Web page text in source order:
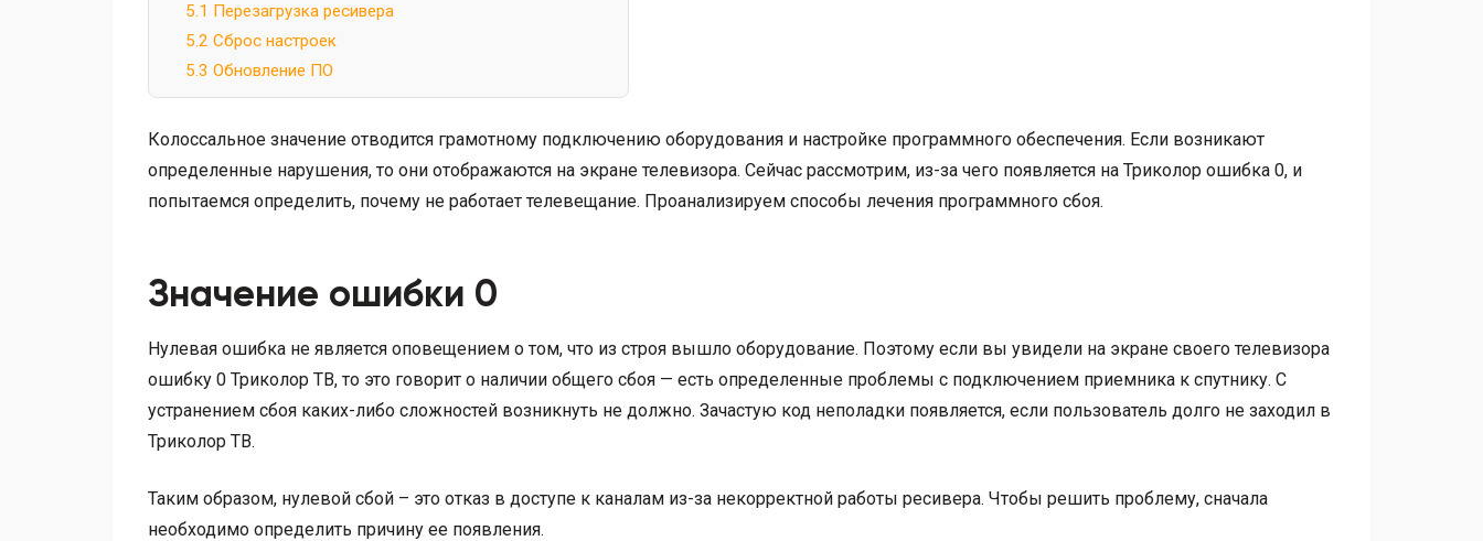
5.1 Перезагрузка ресивера
5.2 Сброс настроек
5.3 Обновление ПО
Колоссальное значение отводится грамотному подключению оборудования и настройке программного обеспечения. Если возникают
определенные нарушения, то они отображаются на экране телевизора. Сейчас рассмотрим, из-за чего появляется на Триколор ошибка 0, и
попытаемся определить, почему не работает телевещание. Проанализируем способы лечения программного сбоя.
Значение ошибки 0
Нулевая ошибка не является оповещением о том, что из строя вышло оборудование. Поэтому если вы увидели на экране своего телевизора
ошибку 0 Триколор ТВ, то это говорит о наличии общего сбоя — есть определенные проблемы с подключением приемника к спутнику. С
устранением сбоя каких-либо сложностей возникнуть не должно. Зачастую код неполадки появляется, если пользователь долго не заходил в
Триколор ТВ.
Таким образом, нулевой сбой – это отказ в доступе к каналам из-за некорректной работы ресивера. Чтобы решить проблему, сначала
необходимо определить причину ее появления.